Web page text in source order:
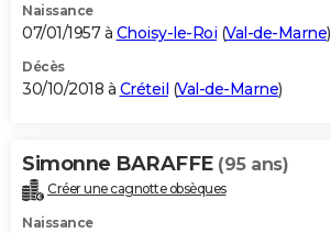
Naissance
07/01/1957 à Choisy-le-Roi (Val-de-Marne)
Décès
30/10/2018 à Créteil (Val-de-Marne)
Simonne BARAFFE (95 ans)
Créer une cagnotte obsèques
Naissance